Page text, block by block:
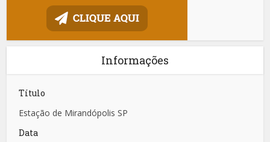
Informações
Título
Estação de Mirandópolis SP
Data